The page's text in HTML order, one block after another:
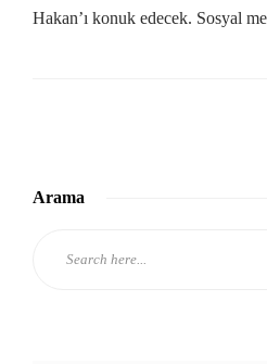
Hakan’ı konuk edecek. Sosyal
Arama